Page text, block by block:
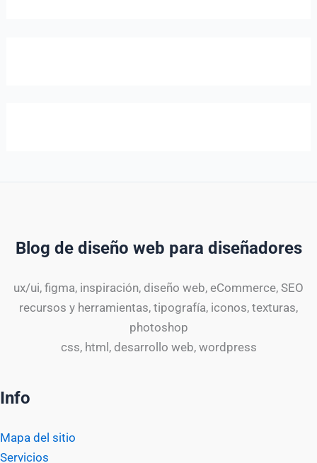
Blog de diseño web para diseñadores
ux/ui, figma, inspiración, diseño web, eCommerce, SEO
recursos y herramientas, tipografía, iconos, texturas,
photoshop
css, html, desarrollo web, wordpress
Info
Mapa del sitio
Servicios